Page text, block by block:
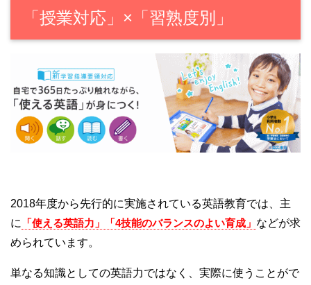
「授業対応」×「習熟度別」
2018年度から先行的に実施されている英語教育では、主
に
「使える英語力」「4技能のバランスのよい育成」 などが求
められています。
単なる知識としての英語力ではなく、実際に使うことがで